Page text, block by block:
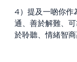
4）提及一啲你作
通、善於解難、
於聆聽、情緒智商